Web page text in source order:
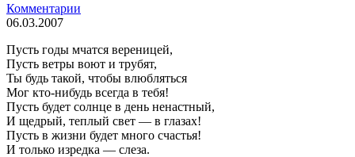
Комментарии
06.03.2007
Пусть годы мчатся вереницей,
Пусть ветры воют и трубят,
Ты будь такой, чтобы влюбляться
Мог кто-нибудь всегда в тебя!
Пусть будет солнце в день ненастный,
И щедрый, теплый свет — в глазах!
Пусть в жизни будет много счастья!
И только изредка — слеза.